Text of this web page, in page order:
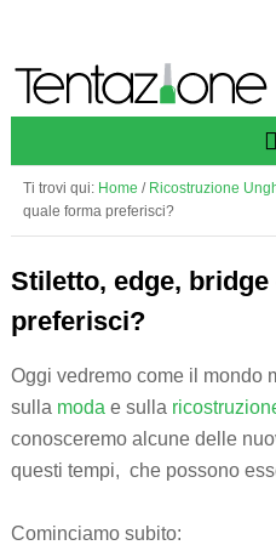
Ti trovi qui: Home / Ricostruzione
quale forma preferisci?
Stiletto, edge,
preferisci?
Oggi vedremo come il mondo
sulla moda e sulla
conosceremo alcune delle
questi tempi, che possono
Cominciamo subito: